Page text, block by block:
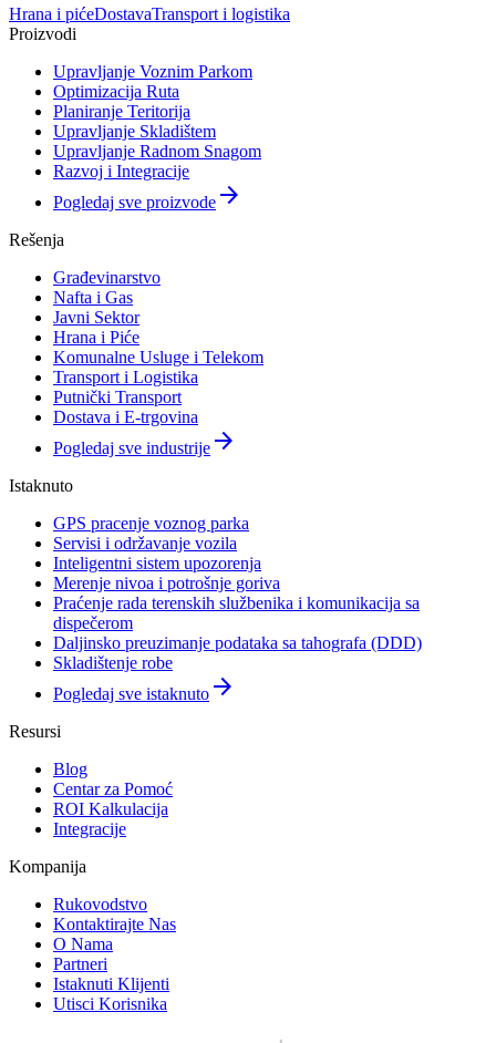
Hrana i pićeDostavaTransport i logistika
Proizvodi
Upravljanje Voznim Parkom
Optimizacija Ruta
Planiranje Teritorija
Upravljanje Skladištem
Upravljanje Radnom Snagom
Razvoj i Integracije
Pogledaj sve proizvode arrow_forward
Rešenja
Građevinarstvo
Nafta i Gas
Javni Sektor
Hrana i Piće
Komunalne Usluge i Telekom
Transport i Logistika
Putnički Transport
Dostava i E-trgovina
Pogledaj sve industrije arrow_forward
Istaknuto
GPS pracenje voznog parka
Servisi i održavanje vozila
Inteligentni sistem upozorenja
Merenje nivoa i potrošnje goriva
Praćenje rada terenskih službenika i komunikacija sa
dispečerom
Daljinsko preuzimanje podataka sa tahografa (DDD)
Skladištenje robe
Pogledaj sve istaknuto arrow_forward
Resursi
Blog
Centar za Pomoć
ROI Kalkulacija
Integracije
Kompanija
Rukovodstvo
Kontaktirajte Nas
O Nama
Partneri
Istaknuti Klijenti
Utisci Korisnika